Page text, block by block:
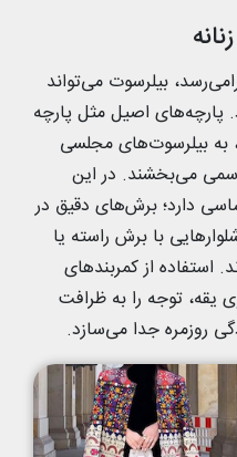
بیلرسوت می‌تواند
پارچه‌های اصیل مثل پارچه
به بیلرسوت‌های مجلسی
می‌بخشند. در این
دارد؛ برش‌های دقیق در
با برش راسته یا
استفاده از کمربندهای
یقه، توجه را به ظرافت
روزمره جدا می‌سازد.